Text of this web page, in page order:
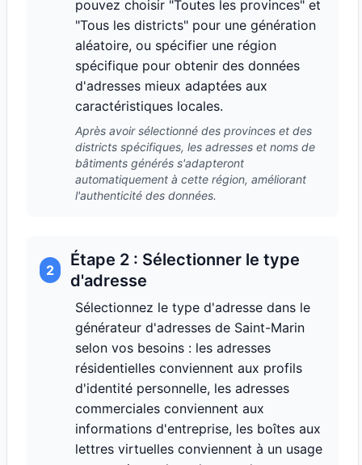
pouvez choisir "Toutes les provinces" et
"Tous les districts" pour une génération
aléatoire, ou spécifier une région
spécifique pour obtenir des données
d'adresses mieux adaptées aux
caractéristiques locales.
Après avoir sélectionné des provinces et des
districts spécifiques, les adresses et noms de
bâtiments générés s'adapteront
automatiquement à cette région, améliorant
l'authenticité des données.
2
Étape 2 : Sélectionner le type
d'adresse
Sélectionnez le type d'adresse dans le
générateur d'adresses de Saint-Marin
selon vos besoins : les adresses
résidentielles conviennent aux profils
d'identité personnelle, les adresses
commerciales conviennent aux
informations d'entreprise, les boîtes aux
lettres virtuelles conviennent à un usage